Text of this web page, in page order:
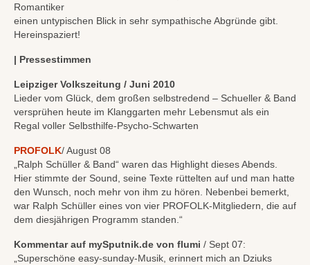
Romantiker
einen untypischen Blick in sehr sympathische Abgründe gibt.
Hereinspaziert!
| Pressestimmen
Leipziger Volkszeitung / Juni 2010
Lieder vom Glück, dem großen selbstredend – Schueller & Band
versprühen heute im Klanggarten mehr Lebensmut als ein
Regal voller Selbsthilfe-Psycho-Schwarten
PROFOLK/ August 08
„Ralph Schüller & Band“ waren das Highlight dieses Abends.
Hier stimmte der Sound, seine Texte rüttelten auf und man hatte
den Wunsch, noch mehr von ihm zu hören. Nebenbei bemerkt,
war Ralph Schüller eines von vier PROFOLK-Mitgliedern, die auf
dem diesjährigen Programm standen.“
Kommentar auf mySputnik.de von flumi / Sept 07:
„Superschöne easy-sunday-Musik, erinnert mich an Dziuks